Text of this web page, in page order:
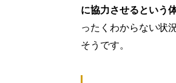
に協力させるという
ったくわからない状
そうです。